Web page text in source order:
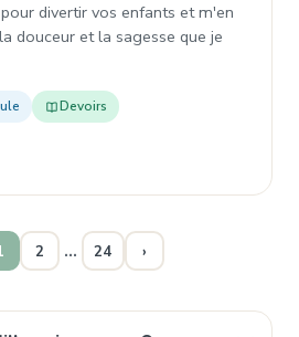
divertir vos enfants et m'en
douceur et la sagesse que je
Devoirs
2 … 24 ›